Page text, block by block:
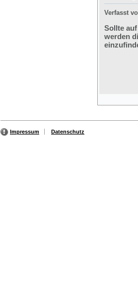
Verfasst
Sollte
werden
Impressum Datenschutz